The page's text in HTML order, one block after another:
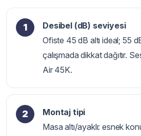
Desibel (dB) seviyesi
Ofiste 45 dB altı ideal; 55
çalışmada dikkat dağıtır.
Air 45K.
Montaj tipi
Masa altı/ayaklı: esnek